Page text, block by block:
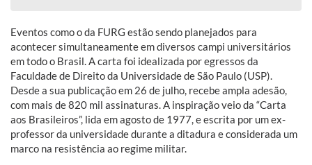
Eventos como o da FURG estão sendo planejados para
acontecer simultaneamente em diversos campi universitários
em todo o Brasil. A carta foi idealizada por egressos da
Faculdade de Direito da Universidade de São Paulo (USP).
Desde a sua publicação em 26 de julho, recebe ampla adesão,
com mais de 820 mil assinaturas. A inspiração veio da “Carta
aos Brasileiros”, lida em agosto de 1977, e escrita por um ex-
professor da universidade durante a ditadura e considerada um
marco na resistência ao regime militar.